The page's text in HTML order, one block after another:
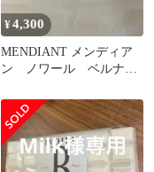
¥4,300
MENDIANT メンディア
ン ノワール ベルナシ